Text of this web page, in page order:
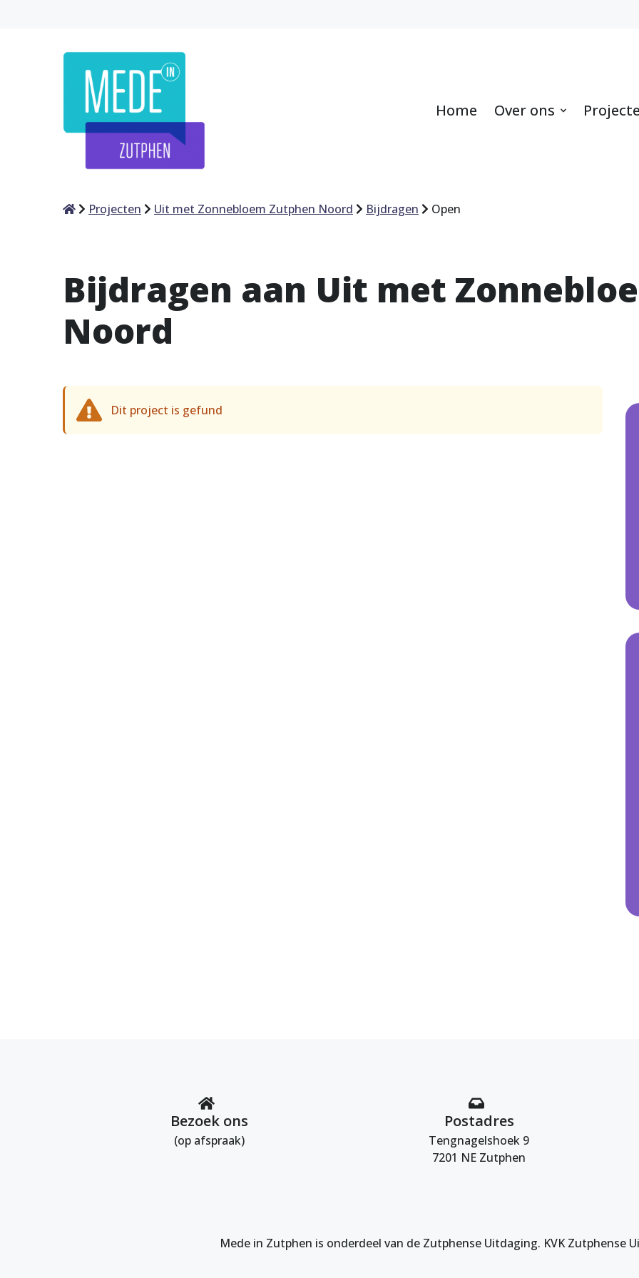
Home Over ons
HomeProjecten Uit met Zonnebloem Zutphen Noord Bijdragen Open
Bijdragen aan Uit met
Noord
Dit project is gefund
Bezoek ons
(op afspraak)
Postadres
Tengnagelshoek 9
7201 NE Zutphen
Mede in Zutphen is onderdeel van de Zutphense Uitdaging. KVK Zutphense